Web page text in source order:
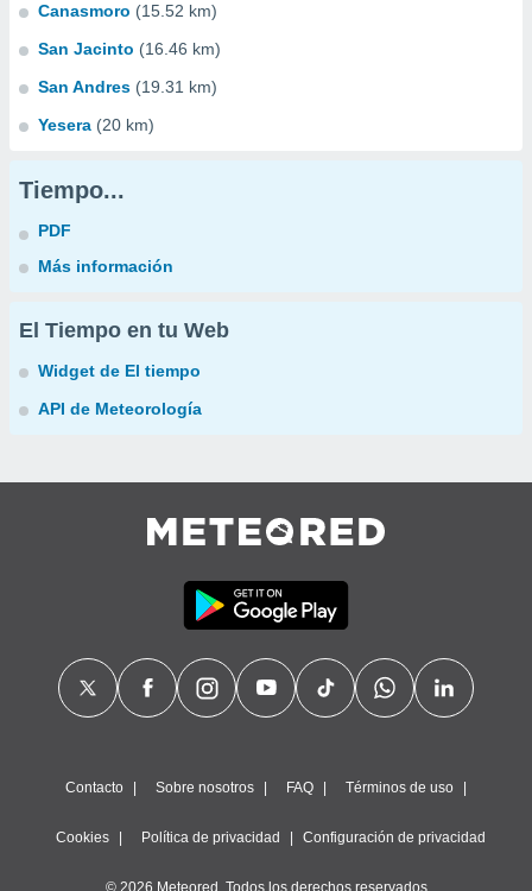
Canasmoro (15.52 km)
San Jacinto (16.46 km)
San Andres (19.31 km)
Yesera (20 km)
Tiempo...
PDF
Más información
El Tiempo en tu Web
Widget de El tiempo
API de Meteorología
Contacto Sobre nosotros FAQ Términos de uso
Cookies Política de privacidad Configuración de privacidad
© 2026 Meteored. Todos los derechos reservados